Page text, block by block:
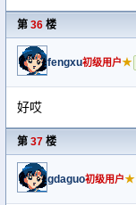
第 36 楼
fengxu初级用户★
好哎
第 37 楼
gdaguo初级用户★